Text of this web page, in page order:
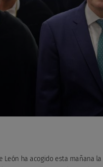
León ha acogido esta mañana la